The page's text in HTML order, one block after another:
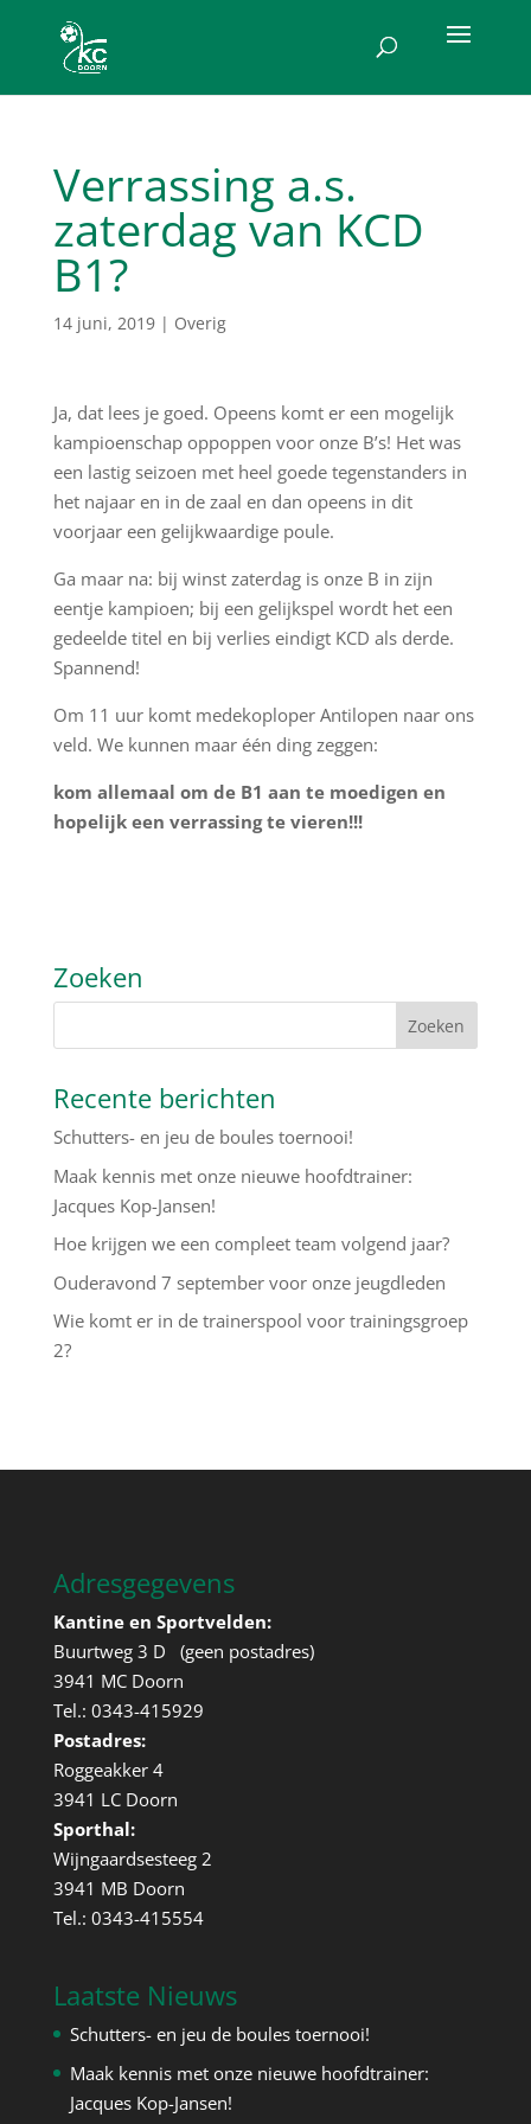
Verrassing a.s.
zaterdag van KCD
B1?
14 juni, 2019| Overig
Ja, dat lees je goed. Opeens komt er een mogelijk
kampioenschap oppoppen voor onze B’s! Het was
een lastig seizoen met heel goede tegenstanders in
het najaar en in de zaal en dan opeens in dit
voorjaar een gelijkwaardige poule.
Ga maar na: bij winst zaterdag is onze B in zijn
eentje kampioen; bij een gelijkspel wordt het een
gedeelde titel en bij verlies eindigt KCD als derde.
Spannend!
Om 11 uur komt medekoploper Antilopen naar ons
veld. We kunnen maar één ding zeggen:
kom allemaal om de B1 aan te moedigen en
hopelijk een verrassing te vieren!!!
Zoeken
Recente berichten
Schutters- en jeu de boules toernooi!
Maak kennis met onze nieuwe hoofdtrainer:
Jacques Kop-Jansen!
Hoe krijgen we een compleet team volgend jaar?
Ouderavond 7 september voor onze jeugdleden
Wie komt er in de trainerspool voor trainingsgroep
2?
Adresgegevens
Kantine en Sportvelden:
Buurtweg 3 D (geen postadres)
3941 MC Doorn
Tel.: 0343-415929
Postadres:
Roggeakker 4
3941 LC Doorn
Sporthal:
Wijngaardsesteeg 2
3941 MB Doorn
Tel.: 0343-415554
Laatste Nieuws
Schutters- en jeu de boules toernooi!
Maak kennis met onze nieuwe hoofdtrainer:
Jacques Kop-Jansen!